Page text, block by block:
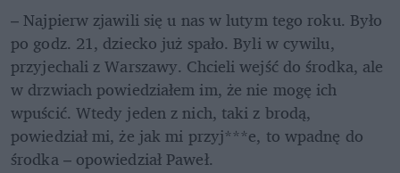
– Najpierw zjawili się u nas w lutym tego roku. Było
po godz. 21, dziecko już spało. Byli w cywilu,
przyjechali z Warszawy. Chcieli wejść do środka, ale
w drzwiach powiedziałem im, że nie mogę ich
wpuścić. Wtedy jeden z nich, taki z brodą,
powiedział mi, że jak mi przyj***e, to wpadnę do
środka – opowiedział Paweł.